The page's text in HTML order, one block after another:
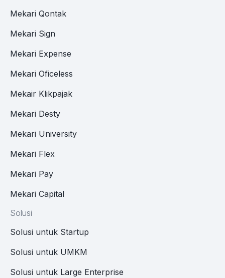
Mekari Qontak
Mekari Sign
Mekari Expense
Mekari Oficeless
Mekair Klikpajak
Mekari Desty
Mekari University
Mekari Flex
Mekari Pay
Mekari Capital
Solusi
Solusi untuk Startup
Solusi untuk UMKM
Solusi untuk Large Enterprise